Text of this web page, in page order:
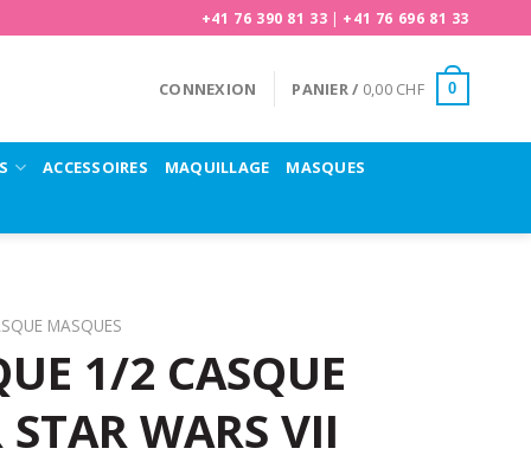
+41 76 390 81 33 | +41 76 696 81 33
CONNEXION PANIER / 0,00 CHF 0
ACCESSOIRES MAQUILLAGE MASQUES
MASQUES
1/2 CASQUE
WARS VII